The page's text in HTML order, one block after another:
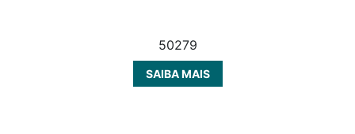
50279
SAIBA MAIS